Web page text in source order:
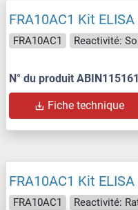
FRA10AC1 Kit ELISA
FRA10AC1 Reactivité:
N° du produit
Fiche technique
FRA10AC1 Kit ELISA
FRA10AC1 Reactivité: